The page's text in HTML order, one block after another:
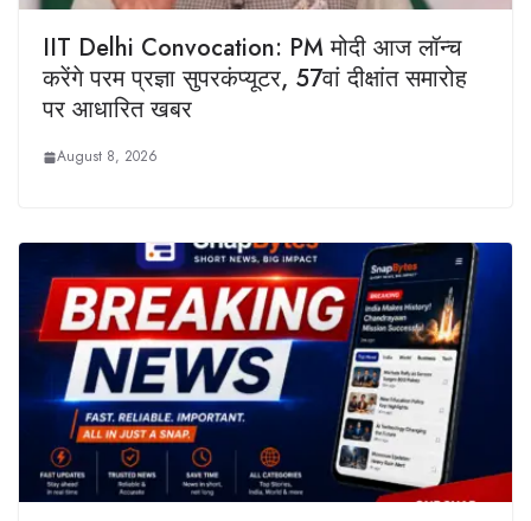
IIT Delhi Convocation: PM मोदी आज लॉन्च
करेंगे परम प्रज्ञा सुपरकंप्यूटर, 57वां दीक्षांत समारोह
पर आधारित खबर
August 8, 2026